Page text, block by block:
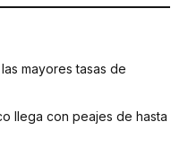
mayores tasas de
llega con peajes de hasta